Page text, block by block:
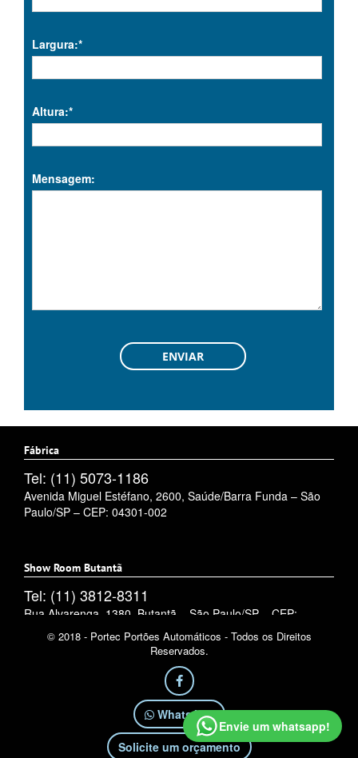
Largura:*
Altura:*
Mensagem:
Fábrica
Tel: (11) 5073-1186
Avenida Miguel Estéfano, 2600, Saúde/Barra Funda – São
Paulo/SP – CEP: 04301-002
Show Room Butantã
Tel: (11) 3812-8311
Rua Alvarenga, 1380, Butantã – São Paulo/SP – CEP:
05509-002
© 2018 - Portec Portões Automáticos - Todos os Direitos
Reservados.
WhatsApp
Solicite um orçamento
Envie um whatsapp!